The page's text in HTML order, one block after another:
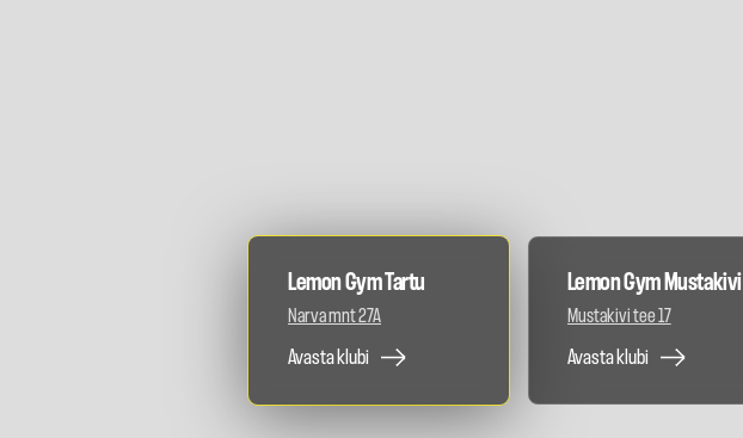
Lemon Gym Tartu
Narva mnt 27A
Avasta klubi
Lemon Gym Mustakivi
Mustakivi tee 17
Avasta klubi